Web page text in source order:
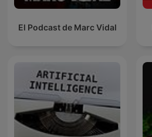
El Podcast de Marc Vidal